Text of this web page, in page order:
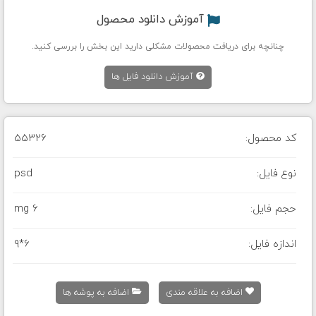
آموزش دانلود محصول
چنانچه برای دریافت محصولات مشکلی دارید این بخش را بررسی کنید.
آموزش دانلود فایل ها
کد محصول: 55326
نوع فایل: psd
حجم فایل: 6 mg
اندازه فایل: 9*6
اضافه به علاقه مندی اضافه به پوشه ها